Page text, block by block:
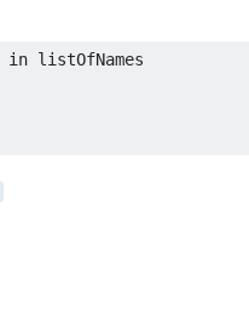
in listOfNames